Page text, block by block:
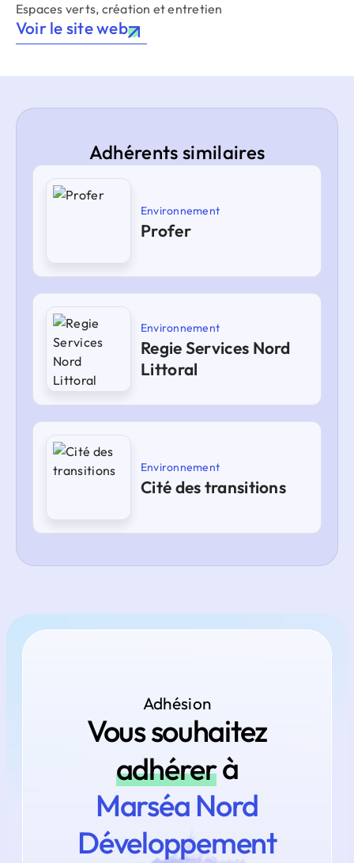
Espaces verts, création et entretien
Voir le site web
Adhérents similaires
Environnement
Profer
Environnement
Regie Services Nord
Littoral
Environnement
Cité des transitions
Adhésion
Vous souhaitez
adhérerà
Marséa Nord
Développement